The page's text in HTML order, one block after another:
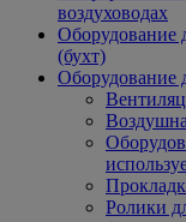
воздуховодах
Оборудование
(бухт)
Оборудование
Ролики